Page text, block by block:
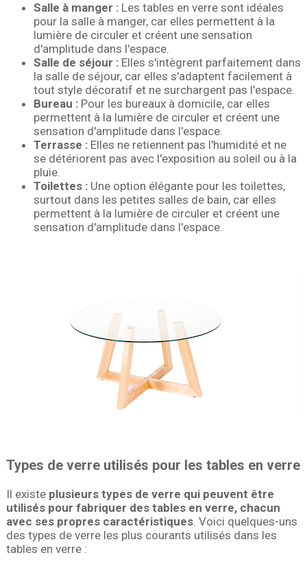
Salle à manger :Les tables en verre sont idéales
pour la salle à manger, car elles permettent à la
lumière de circuler et créent une sensation
d'amplitude dans l'espace.
Salle de séjour :Elles s'intègrent parfaitement dans
la salle de séjour, car elles s'adaptent facilement à
tout style décoratif et ne surchargent pas l'espace.
Bureau :Pour les bureaux à domicile, car elles
permettent à la lumière de circuler et créent une
sensation d'amplitude dans l'espace.
Terrasse :Elles ne retiennent pas l'humidité et ne
se détériorent pas avec l'exposition au soleil ou à la
pluie.
Toilettes :Une option élégante pour les toilettes,
surtout dans les petites salles de bain, car elles
permettent à la lumière de circuler et créent une
sensation d'amplitude dans l'espace.
Types de verre utilisés pour les tables en verre
Il existe plusieurs types de verre qui peuvent être
utilisés pour fabriquer des tables en verre, chacun
avec ses propres caractéristiques. Voici quelques-uns
des types de verre les plus courants utilisés dans les
tables en verre :